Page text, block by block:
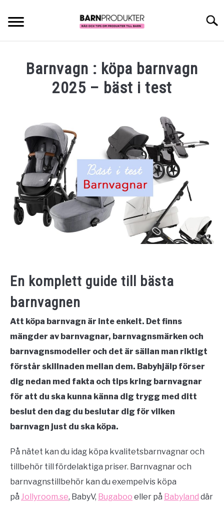
content
STORLEKSGUIDE
Barnvagn : köpa barnvagn
2025 – bäst i test
Emma
Barnvagn
En komplett guide till bästa
barnvagnen
Att köpa barnvagn är inte enkelt. Det finns
mängder av barnvagnar, barnvagnsmärken och
barnvagnsmodeller och det är sällan man riktigt
förstår skillnaden mellan dem. Babyhjälp förser
dig nedan med fakta och tips kring barnvagnar
för att du ska kunna känna dig trygg med ditt
beslut den dag du beslutar dig för vilken
barnvagn just du ska köpa.
På nätet kan du idag köpa kvalitetsbarnvagnar och
tillbehör till fördelaktiga priser. Barnvagnar och
barnvagnstillbehör kan du exempelvis köpa
på Jollyroom.se, BabyV, Bugaboo eller på Babyland där